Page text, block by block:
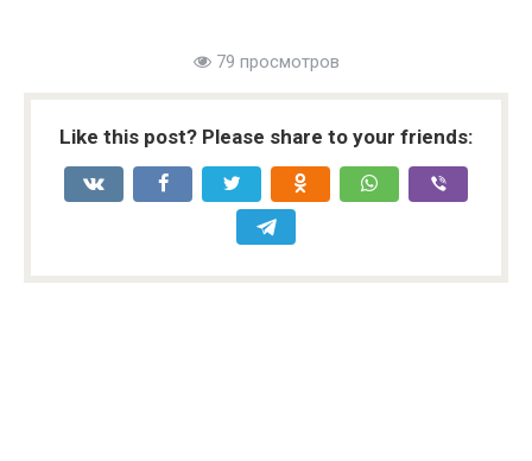
79 просмотров
Like this post? Please share to your friends: